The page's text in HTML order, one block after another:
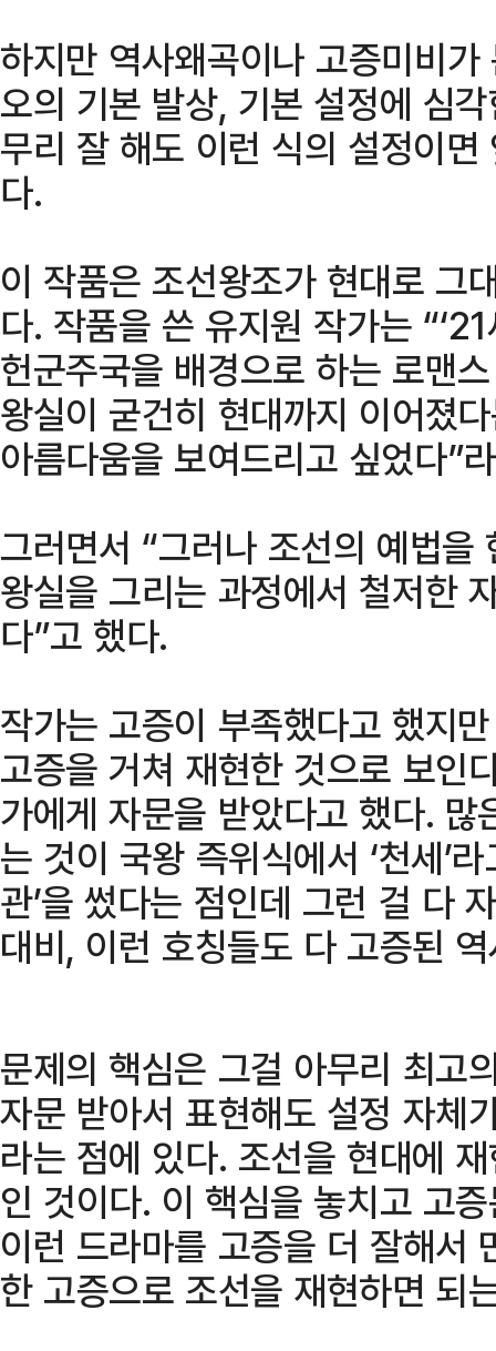
하지만 역사왜곡이나 고증미비
오의 기본 발상, 기본 설정에 심
무리 잘 해도 이런 식의 설정이
다.
이 작품은 조선왕조가 현대로 그
다. 작품을 쓴 유지원 작가는
헌군주국을 배경으로 하는 로맨
왕실이 굳건히 현대까지 이어졌
아름다움을 보여드리고 싶었다”
그러면서 “그러나 조선의 예법
왕실을 그리는 과정에서 철저한
다”고 했다.
작가는 고증이 부족했다고 했지
고증을 거쳐 재현한 것으로 보인
가에게 자문을 받았다고 했다.
는 것이 국왕 즉위식에서 ‘천세’
관’을 썼다는 점인데 그런 걸 다
대비, 이런 호칭들도 다 고증된
문제의 핵심은 그걸 아무리 최고
자문 받아서 표현해도 설정 자체
라는 점에 있다. 조선을 현대에
인 것이다. 이 핵심을 놓치고 고
이런 드라마를 고증을 더 잘해서
한 고증으로 조선을 재현하면 되